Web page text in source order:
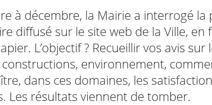
à décembre, la Mairie a interrogé
diffusé sur le site web de la Ville, en
L’objectif ? Recueillir vos avis sur
constructions, environnement,
dans ces domaines, les
Les résultats viennent de tomber.